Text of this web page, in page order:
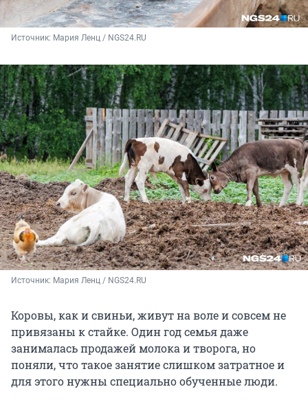
Источник: Мария Ленц / NGS24.RU
Источник: Мария Ленц / NGS24.RU
Коровы, как и свиньи, живут на воле и совсем не
привязаны к стайке. Один год семья даже
занималась продажей молока и творога, но
поняли, что такое занятие слишком затратное и
для этого нужны специально обученные люди.